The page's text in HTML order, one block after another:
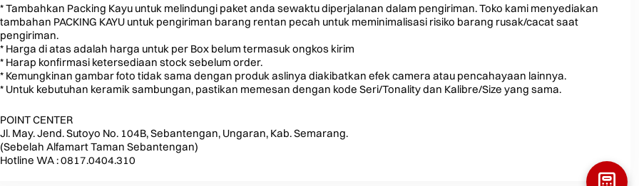
* Tambahkan Packing Kayu untuk melindungi paket anda sewaktu diperjalanan dalam pengiriman. Toko kami menyediakan
tambahan PACKING KAYU untuk pengiriman barang rentan pecah untuk meminimalisasi risiko barang rusak/cacat saat
pengiriman.
* Harga di atas adalah harga untuk per Box belum termasuk ongkos kirim
* Harap konfirmasi ketersediaan stock sebelum order.
* Kemungkinan gambar foto tidak sama dengan produk aslinya diakibatkan efek camera atau pencahayaan lainnya.
* Untuk kebutuhan keramik sambungan, pastikan memesan dengan kode Seri/Tonality dan Kalibre/Size yang sama.
POINT CENTER
Jl. May. Jend. Sutoyo No. 104B, Sebantengan, Ungaran, Kab. Semarang.
(Sebelah Alfamart Taman Sebantengan)
Hotline WA : 0817.0404.310